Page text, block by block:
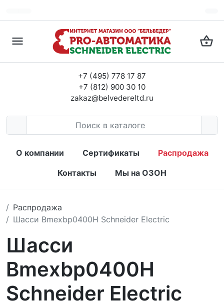
+7 (495) 778 17 87
+7 (812) 900 30 10
zakaz@belvedereltd.ru
О компании Сертификаты
Распродажа
Контакты
Мы на ОЗОН
Распродажа
Шасси Bmexbp0400H Schneider Electric
Шасси
Bmexbp0400H
Schneider Electric